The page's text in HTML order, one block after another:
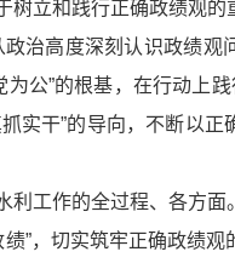
立和践行正确政绩观的
治高度深刻认识政绩观
公”的根基，在行动上践
实干”的导向，不断以
工作的全过程、各方面
”，切实筑牢正确政绩